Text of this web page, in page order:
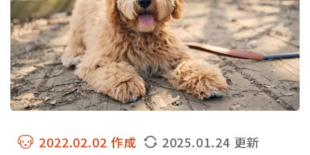
2022.02.02 作成 2025.01.24 更新